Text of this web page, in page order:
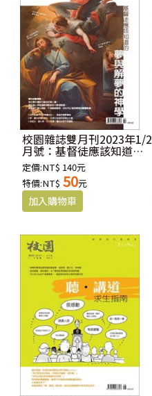
校園雜誌雙月刊2023年1/2
月號：基督徒應該知道的
夢與解夢的神學
定價:NT$ 140元
特價:NT$ 50元